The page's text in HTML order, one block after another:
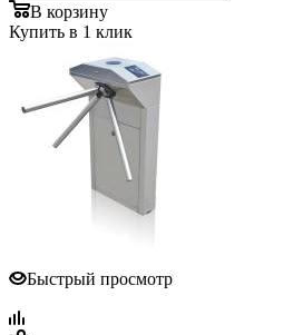
В корзину
Купить в 1 клик
Быстрый просмотр